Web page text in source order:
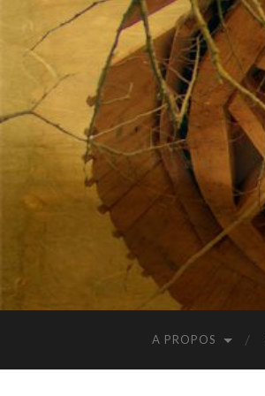
A PROPOS